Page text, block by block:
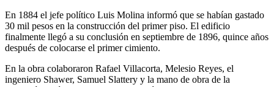
En 1884 el jefe político Luis Molina informó que se habían gastado
30 mil pesos en la construcción del primer piso. El edificio
finalmente llegó a su conclusión en septiembre de 1896, quince años
después de colocarse el primer cimiento.
En la obra colaboraron Rafael Villacorta, Melesio Reyes, el
ingeniero Shawer, Samuel Slattery y la mano de obra de la